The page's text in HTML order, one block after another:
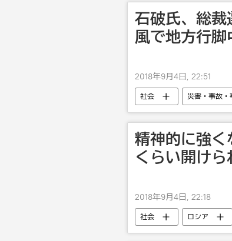
石破氏、総
風で地方行脚
2018年9月4日, 22:51
社会 災害・事故・
精神的に強
くらい開けら
2018年9月4日, 22:18
社会 ロシア
宇宙飛行士